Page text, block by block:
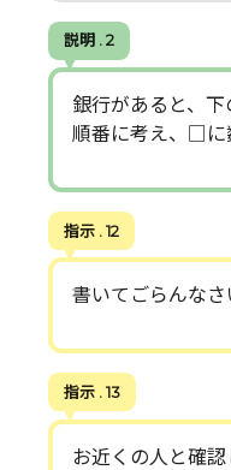
説明 . 2
銀行があると、下
順番に考え、□に
指示 . 12
書いてごらんなさ
指示 . 13
お近くの人と確認